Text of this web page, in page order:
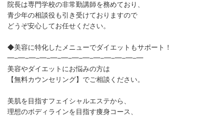
院長は専門学校の非常勤講師を務めており、
青少年の相談役も引き受けておりますので
どうぞ安心してお任せください。
◆美容に特化したメニューでダイエットもサポート！
━−━−━−━−━−━−━−━−━−━−━−━−━
美容やダイエットにお悩みの方は
【無料カウンセリング】でご相談ください。
美肌を目指すフェイシャルエステから、
理想のボディラインを目指す痩身コース、